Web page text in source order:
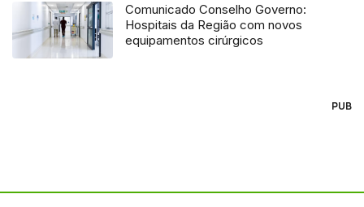
Comunicado Conselho Governo:
Hospitais da Região com novos
equipamentos cirúrgicos
PUB